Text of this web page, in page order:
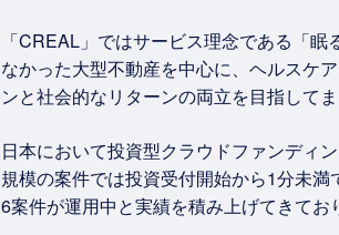
「CREAL」ではサービス理念である「
なかった大型不動産を中心に、ヘルスケ
ンと社会的なリターンの両立を目指してま
日本において投資型クラウドファンディ
規模の案件では投資受付開始から1分未
6案件が運用中と実績を積み上げてきてお